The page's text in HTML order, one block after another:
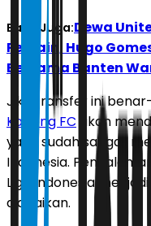
Baca Juga:Dewa
Pemain, Hugo
Bersama Banten
Jika transfer ini
Kalteng FC akan
yang sudah sangat
Indonesia.
Liga Indonesia
diabaikan.